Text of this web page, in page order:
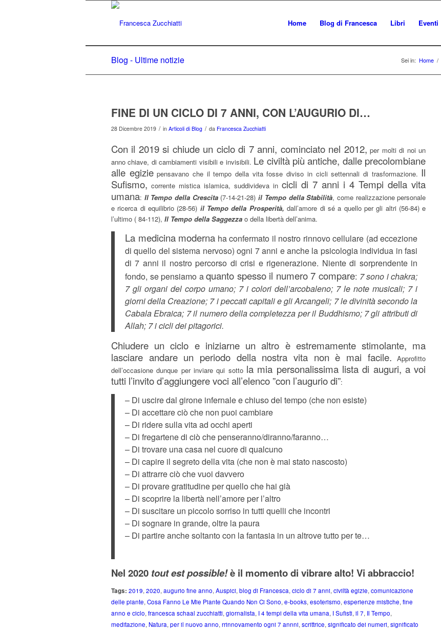
Home Blog di Francesca Libri Eventi
Blog - Ultime notizie Sei in: Home /
FINE DI UN CICLO DI 7 ANNI, CON L’AUGURIO DI…
28 Dicembre 2019 / in Articoli di Blog / da Francesca Zucchiatti
Con il 2019 si chiude un ciclo di 7 anni, cominciato nel 2012, per molti di noi un
anno chiave, di cambiamenti visibili e invisibili. Le civiltà più antiche, dalle precolombiane
alle egiziepensavano che il tempo della vita fosse diviso in cicli settennali di trasformazione. Il
Sufismo, corrente mistica islamica, suddivideva incicli di 7 anni i 4 Tempi della vita
umana: Il Tempo della Crescita(7-14-21-28)il Tempo della Stabilità, come realizzazione personale
e ricerca di equilibrio (28-56) il Tempo della Prosperità, dall’amore di sé a quello per gli altri (56-84) e
l’ultimo ( 84-112), Il Tempo della Saggezza o della libertà dell’anima.
La medicina moderna ha confermato il nostro rinnovo cellulare (ad eccezione
di quello del sistema nervoso) ogni 7 anni e anche la psicologia individua in fasi
di 7 anni il nostro percorso di crisi e rigenerazione. Niente di sorprendente in
fondo, se pensiamo aquanto spesso il numero 7 compare: 7 sono i chakra;
7 gli organi del corpo umano; 7 i colori dell’arcobaleno; 7 le note musicali; 7 i
giorni della Creazione; 7 i peccati capitali e gli Arcangeli; 7 le divinità secondo la
Cabala Ebraica; 7 il numero della completezza per il Buddhismo; 7 gli attributi di
Allah; 7 i cicli dei pitagorici.
Chiudere un ciclo e iniziarne un altro è estremamente stimolante, ma
lasciare andare un periodo della nostra vita non è mai facile. Approfitto
dell’occasione dunque per inviare qui sotto la mia personalissima lista di auguri, a voi
tutti l’invito d’aggiungere voci all’elenco ”con l’augurio di”:
– Di uscire dal girone infernale e chiuso del tempo (che non esiste)
– Di accettare ciò che non puoi cambiare
– Di ridere sulla vita ad occhi aperti
– Di fregartene di ciò che penseranno/diranno/faranno…
– Di trovare una casa nel cuore di qualcuno
– Di capire il segreto della vita (che non è mai stato nascosto)
– Di attrarre ciò che vuoi davvero
– Di provare gratitudine per quello che hai già
– Di scoprire la libertà nell’amore per l’altro
– Di suscitare un piccolo sorriso in tutti quelli che incontri
– Di sognare in grande, oltre la paura
– Di partire anche soltanto con la fantasia in un altrove tutto per te…
Nel 2020 tout est possible!è il momento di vibrare alto! Vi abbraccio!
Tags: 2019, 2020, augurio fine anno, Auspici, blog di Francesca, ciclo di 7 anni, civiltà egizie, comunicazione
delle piante, Cosa Fanno Le Mie Piante Quando Non Ci Sono, e-books, esoterismo, esperienze mistiche, fine
anno e ciclo, francesca schaal zucchiatti, giornalista, I 4 tempi della vita umana, I Sufisti, il 7, Il Tempo,
meditazione, Natura, per il nuovo anno, rrinnovamento ogni 7 annni, scrittrice, significato dei numeri, significato